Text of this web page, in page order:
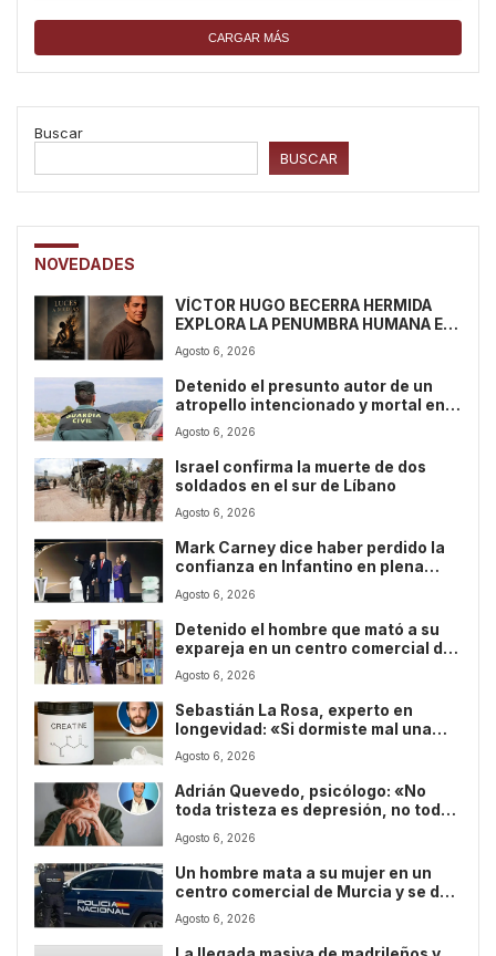
CARGAR MÁS
Buscar
BUSCAR
NOVEDADES
VÍCTOR HUGO BECERRA HERMIDA
EXPLORA LA PENUMBRA HUMANA EN
«LUCES A MEDIAS. RELATOS DE LA
VIDA EN PENUMBRA»
Agosto 6, 2026
Detenido el presunto autor de un
atropello intencionado y mortal en
Ames (La Coruña)
Agosto 6, 2026
Israel confirma la muerte de dos
soldados en el sur de Líbano
Agosto 6, 2026
Mark Carney dice haber perdido la
confianza en Infantino en plena
crisis de la FIFA
Agosto 6, 2026
Detenido el hombre que mató a su
expareja en un centro comercial de
Murcia tras darse a la fuga durante
horas
Agosto 6, 2026
Sebastián La Rosa, experto en
longevidad: «Si dormiste mal una
noche, una dosis de 25 gramos de
creatina mejora el funcionamiento
del cerebro durante 9 horas»
Agosto 6, 2026
Adrián Quevedo, psicólogo: «No
toda tristeza es depresión, no toda
preocupación es ansiedad y no toda
persona que se comporta mal es
narcisista»
Agosto 6, 2026
Un hombre mata a su mujer en un
centro comercial de Murcia y se da
a la fuga
Agosto 6, 2026